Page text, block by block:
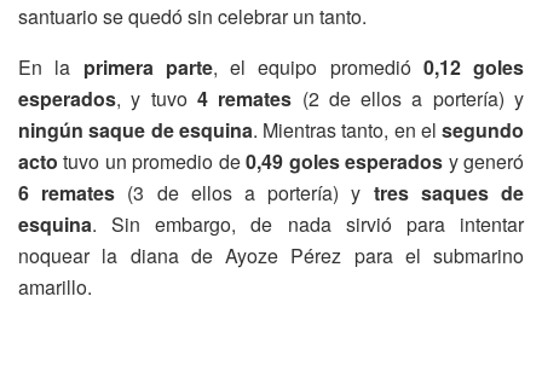
santuario se quedó sin celebrar un tanto.
En la primera parte, el equipo promedió 0,12 goles
esperados, y tuvo 4 remates (2 de ellos a portería) y
ningún saque de esquina. Mientras tanto, en el segundo
acto tuvo un promedio de0,49 goles esperados y generó
6 remates (3 de ellos a portería) y tres saques de
esquina. Sin embargo, de nada sirvió para intentar
noquear la diana de Ayoze Pérez para el submarino
amarillo.